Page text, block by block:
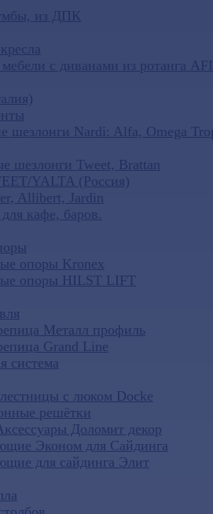
из ДПК
с диванами из ротанга
шезлонги Nardi: Alfa, Omega
шезлонги Tweet, Brattan
YALTA (Россия)
Allibert, Jardin
кафе, баров.
опоры Kronex
опоры HILST LIFT
Металл профиль
Grand Line
система
с люком Docke
решётки
Доломит декор
Эконом для Сайдинга
для cайдинга Элит